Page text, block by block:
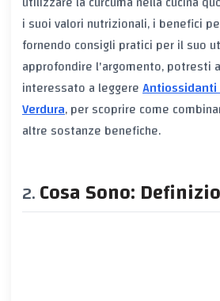
i suoi valori nutrizionali, i benefici
fornendo consigli pratici per il suo
approfondire l'argomento, potresti
interessato a leggere
Verdura, per scoprire come
altre sostanze benefiche.
Cosa Sono: